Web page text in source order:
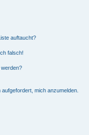
auftaucht?
falsch!
werden?
mich anzumelden.